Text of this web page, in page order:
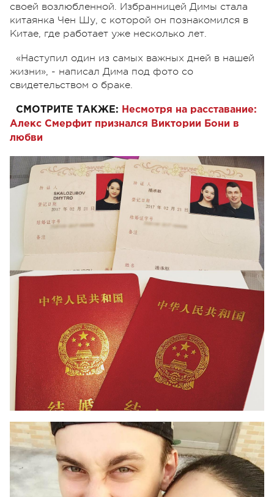
своей возлюбленной. Избранницей Димы стала
китаянка Чен Шу, с которой он познакомился в
Китае, где работает уже несколько лет.
«Наступил один из самых важных дней в нашей
жизни», - написал Дима под фото со
свидетельством о браке.
СМОТРИТЕ ТАКЖЕ: Несмотря на расставание:
Алекс Смерфит признался Виктории Бони в
любви